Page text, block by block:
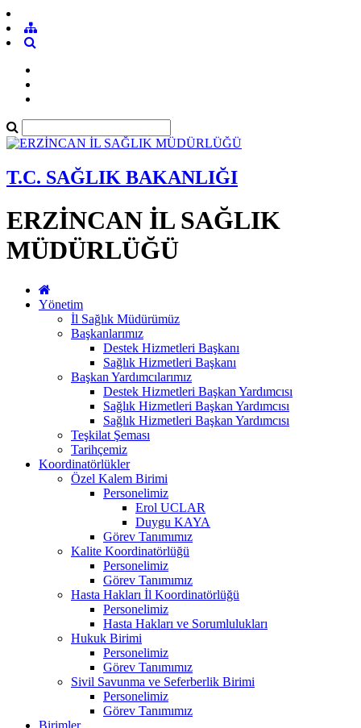
T.C. SAĞLIK BAKANLIĞI
ERZİNCAN İL SAĞLIK
MÜDÜRLÜĞÜ
Yönetim
İl Sağlık Müdürümüz
Başkanlarımız
Destek Hizmetleri Başkanı
Sağlık Hizmetleri Başkanı
Başkan Yardımcılarımız
Destek Hizmetleri Başkan Yardımcısı
Sağlık Hizmetleri Başkan Yardımcısı
Sağlık Hizmetleri Başkan Yardımcısı
Teşkilat Şeması
Tarihçemiz
Koordinatörlükler
Özel Kalem Birimi
Personelimiz
Erol UCLAR
Duygu KAYA
Görev Tanımımız
Kalite Koordinatörlüğü
Personelimiz
Görev Tanımımız
Hasta Hakları İl Koordinatörlüğü
Personelimiz
Hasta Hakları ve Sorumlulukları
Hukuk Birimi
Personelimiz
Görev Tanımımız
Sivil Savunma ve Seferberlik Birimi
Personelimiz
Görev Tanımımız
Birimler